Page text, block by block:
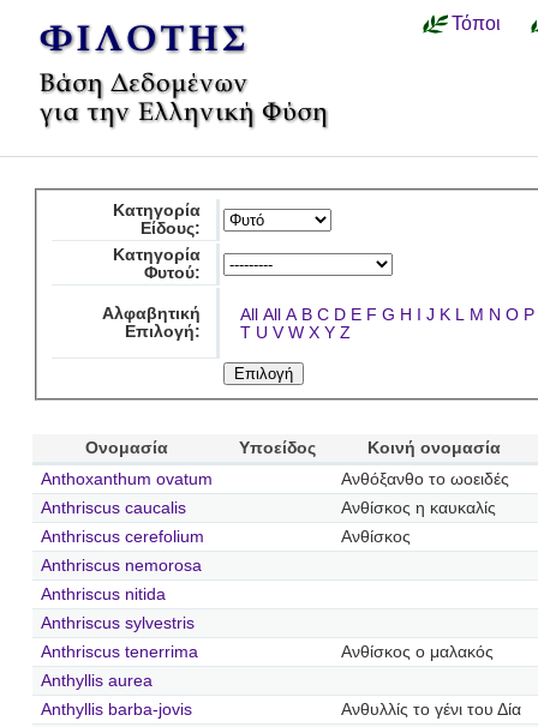
Τόποι
Κατηγορία
Είδους:
Κατηγορία
Φυτού:
Αλφαβητική
Επιλογή:
All All A B C D E F G H I J K L M N O P
T U V W X Y Z
Ονομασία Υποείδος
Κοινή ονομασία
Anthoxanthum ovatum
Ανθόξανθο το ωοειδές
Anthriscus caucalis
Ανθίσκος η καυκαλίς
Anthriscus cerefolium
Ανθίσκος
Anthriscus nemorosa
Anthriscus nitida
Anthriscus sylvestris
Anthriscus tenerrima
Ανθίσκος ο μαλακός
Anthyllis aurea
Anthyllis barba-jovis
Ανθυλλίς το γένι του Δία